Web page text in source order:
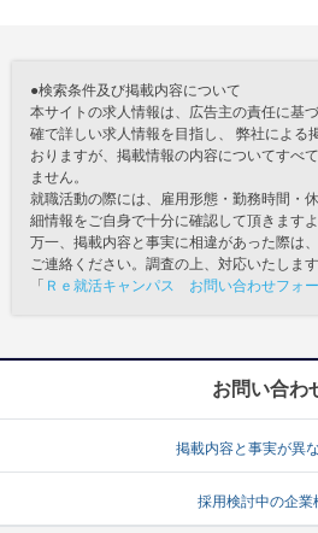
●検索条件及び掲載内容について
本サイトの求人情報は、広告主の責任に基
確で詳しい求人情報を目指し、 弊社による
おりますが、掲載情報の内容についてすべ
ません。
就職活動の際には、雇用形態・勤務時間・
細情報をご自身で十分に確認して頂きます
万一、掲載内容と事実に相違があった際は
ご連絡ください。調査の上、対応いたします
「 Ｒｅ就活キャンパス お問い合わせフォ
お問い合わ
掲載内容と事実が異
採用検討中の企業